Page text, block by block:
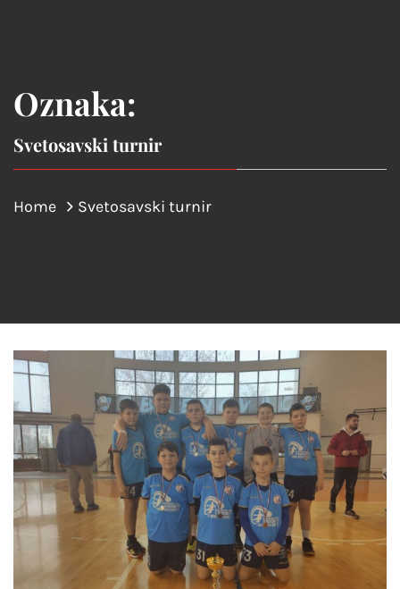
Oznaka:
Svetosavski turnir
Home Svetosavski turnir